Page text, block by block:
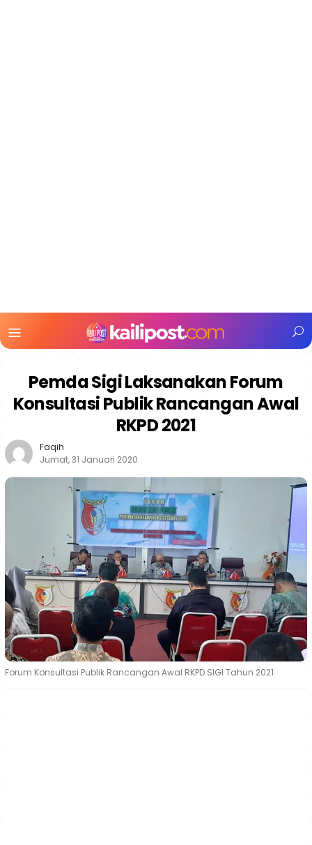
Mobile
Pemda Sigi Laksanakan Forum
Konsultasi Publik Rancangan Awal
RKPD 2021
Faqih
Jumat, 31 Januari 2020
Forum Konsultasi Publik Rancangan Awal RKPD SIGI Tahun 2021